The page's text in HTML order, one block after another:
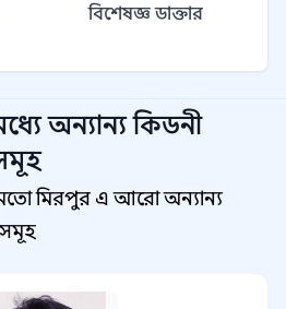
বিশেষজ্ঞ ডাক্তার
অন্যান্যকিডনী
মিরপুর এ আরো অন্যান্য
সমূহ